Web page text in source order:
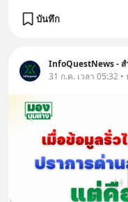
บันทึก
InfoQuestNews -
31 ก.ค. เวลา 05:32